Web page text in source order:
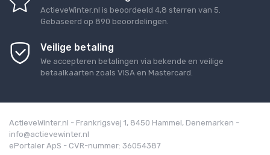
ActieveWinter.nl is beoordeeld 4,8 sterren van 5
Gebaseerd op 890 beoordelingen.
Veilige betaling
We accepteren betalingen via bekende en veilige
betaalkaarten zoals VISA en Mastercard.
ActieveWinter.nl - Frankrigsvej 1, 8450 Hammel, Denemarken -
info@actievewinter.nl
ePortaler ApS - CVR-nummer: 36054387